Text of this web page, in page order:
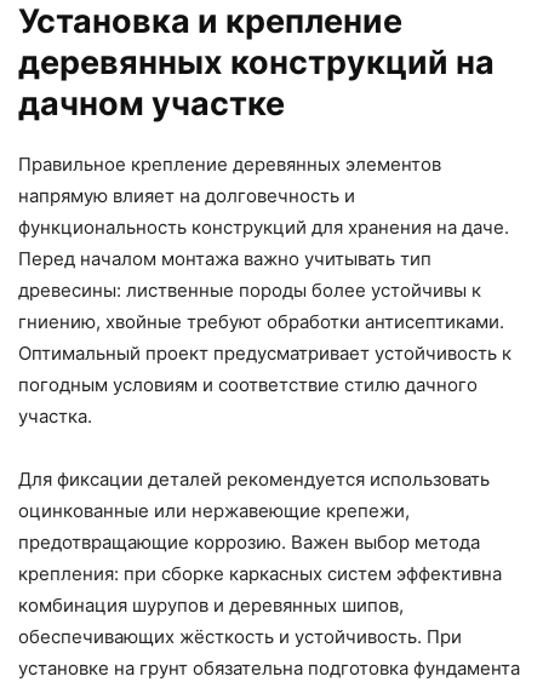
Установка и крепление
деревянных конструкций на
дачном участке
Правильное крепление деревянных элементов
напрямую влияет на долговечность и
функциональность конструкций для хранения на даче.
Перед началом монтажа важно учитывать тип
древесины: лиственные породы более устойчивы к
гниению, хвойные требуют обработки антисептиками.
Оптимальный проект предусматривает устойчивость к
погодным условиям и соответствие стилю дачного
участка.
Для фиксации деталей рекомендуется использовать
оцинкованные или нержавеющие крепежи,
предотвращающие коррозию. Важен выбор метода
крепления: при сборке каркасных систем эффективна
комбинация шурупов и деревянных шипов,
обеспечивающих жёсткость и устойчивость. При
установке на грунт обязательна подготовка фундамента